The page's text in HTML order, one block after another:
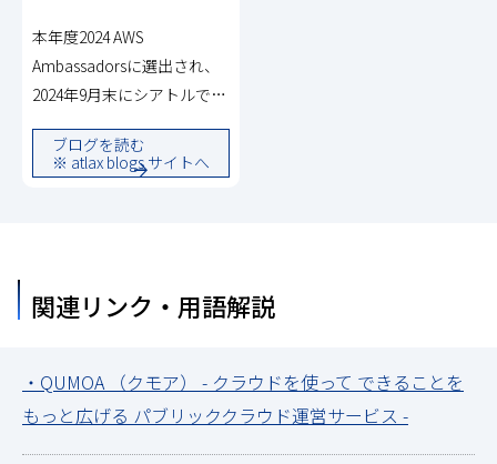
本年度2024 AWS
Ambassadorsに選出され、
2024年9月末にシアトルで開
Global Summit 2024に参加
してきました。今回のブロ
NDA（秘…
ブログを読む
※ atlax blogs サイトへ
関連リンク・用語解説
・QUMOA （クモア） - クラウドを使って できることを
もっと広げる パブリッククラウド運営サービス -